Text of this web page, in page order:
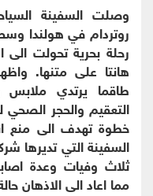
وصلت السفينة
روتردام في هولندا
رحلة بحرية تحولت
هانتا على متنها.
طاقما يرتدي ملابس
التعقيم والحجر
خطوة تهدف الى منع
السفينة التي تديرها
ثلاث وفيات وعدة
مما اعاد الى الاذهان